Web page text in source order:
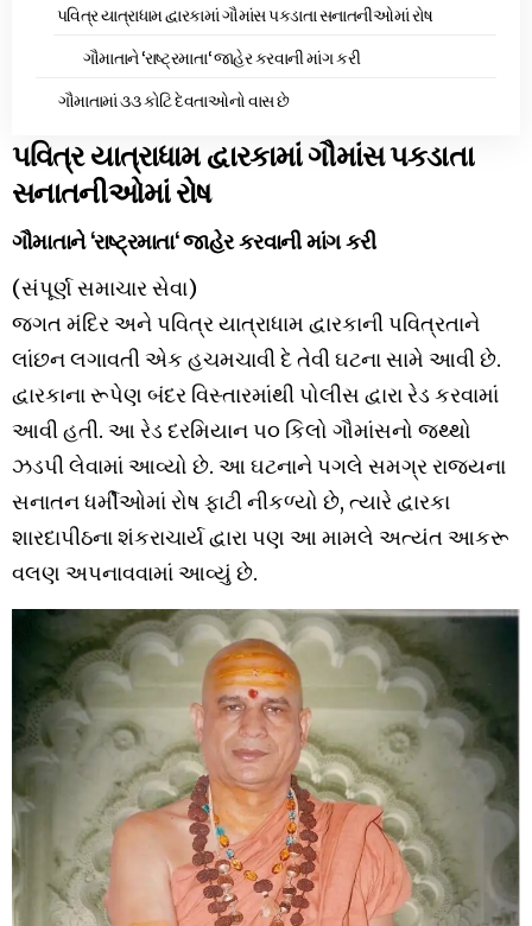
પવિત્ર યાત્રાધામ દ્વારકામાં ગૌમાંસ પકડાતા સનાતનીઓમાં રોષ
ગૌમાતાને ‘રાષ્ટ્રમાતા‘ જાહેર કરવાની માંગ કરી
ગૌમાતામાં ૩૩ કોટિ દેવતાઓનો વાસ છે
પવિત્ર યાત્રાધામ દ્વારકામાં ગૌમાંસ પકડાતા
સનાતનીઓમાં રોષ
ગૌમાતાને ‘રાષ્ટ્રમાતા‘ જાહેર કરવાની માંગ કરી
(સંપૂર્ણ સમાચાર સેવા)
જગત મંદિર અને પવિત્ર યાત્રાધામ દ્વારકાની પવિત્રતાને
લાંછન લગાવતી એક હચમચાવી દે તેવી ઘટના સામે આવી છે.
દ્વારકાના રૂપેણ બંદર વિસ્તારમાંથી પોલીસ દ્વારા રેડ કરવામાં
આવી હતી. આ રેડ દરમિયાન ૫૦ કિલો ગૌમાંસનો જથ્થો
ઝડપી લેવામાં આવ્યો છે. આ ઘટનાને પગલે સમગ્ર રાજ્યના
સનાતન ધર્મીઓમાં રોષ ફાટી નીકળ્યો છે, ત્યારે દ્વારકા
શારદાપીઠના શંકરાચાર્ય દ્વારા પણ આ મામલે અત્યંત આકરૂ
વલણ અપનાવવામાં આવ્યું છે.